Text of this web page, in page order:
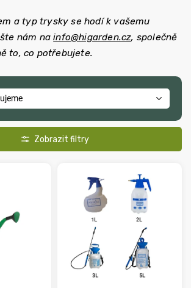
a typ trysky se hodí k vašemu
nám nainfo@higarden.cz, společně
to, co potřebujete.